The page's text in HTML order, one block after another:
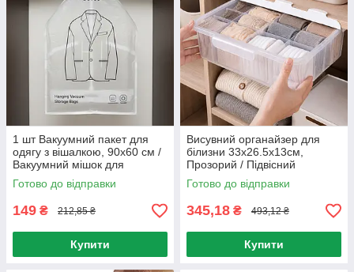
1 шт Вакуумний пакет для
одягу з вішалкою, 90х60 см /
Вакуумний мішок для
зберігання одягу / Вакуумні
пакети для одягу
Готово до відправки
149 ₴ 212,85 ₴
Купити
Висувний органайзер для
білизни 33х26.5х13см,
Прозорий / Підвісний
ораганайзер в шафу /
Органайзер для шкарпеток
Готово до відправки
345,18 ₴ 493,12 ₴
Купити